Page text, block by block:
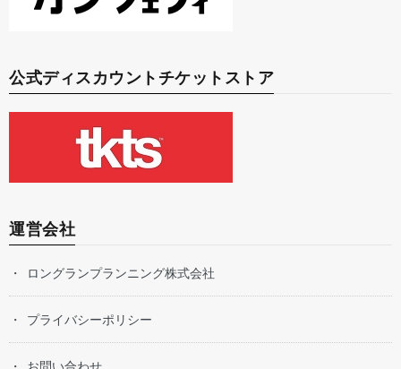
公式ディスカウントチケットストア
運営会社
ロングランプランニング株式会社
プライバシーポリシー
お問い合わせ